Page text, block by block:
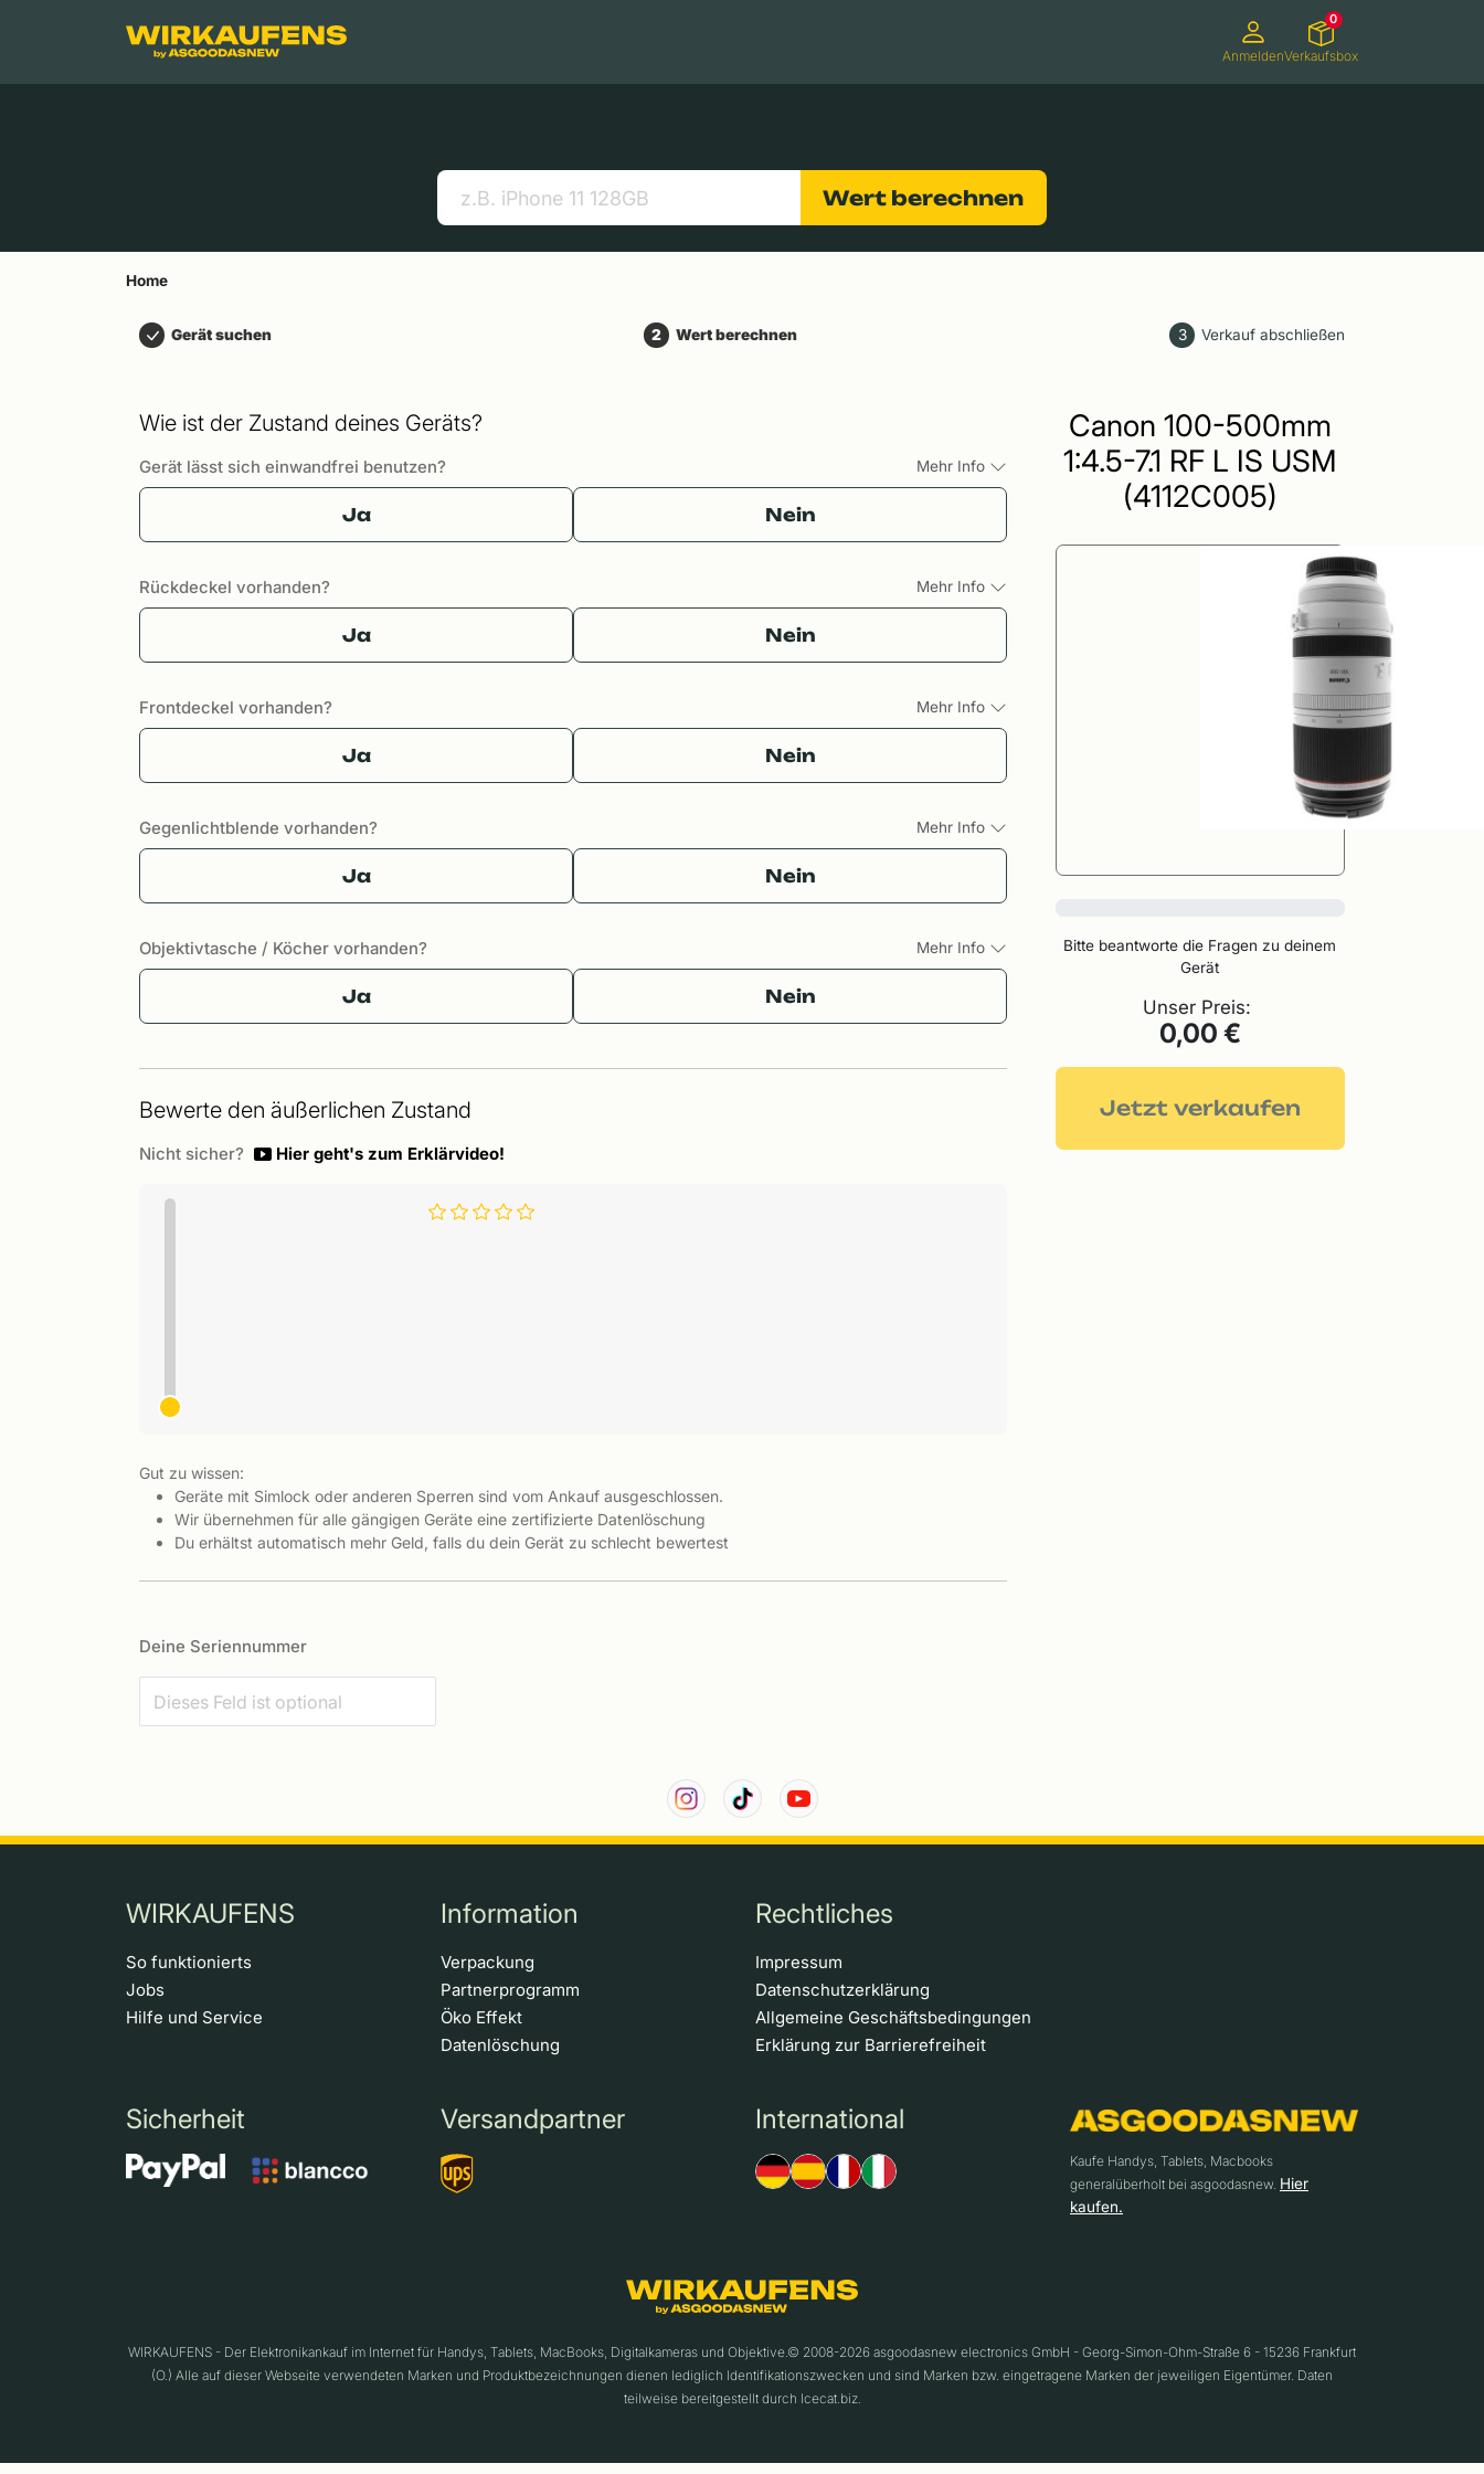
AnmeldenVerkaufsbox
0
Wert berechnen
Home
Gerät suchen 2 Wert berechnen 3 Verkauf abschließen
Wie ist der Zustand deines Geräts?
Gerät lässt sich einwandfrei benutzen? Mehr Info
Ja Nein
Rückdeckel vorhanden? Mehr Info
Ja Nein
Frontdeckel vorhanden? Mehr Info
Ja Nein
Gegenlichtblende vorhanden? Mehr Info
Ja Nein
Objektivtasche / Köcher vorhanden? Mehr Info
Ja Nein
Bewerte den äußerlichen Zustand
Nicht sicher? Hier geht's zum Erklärvideo!
Gut zu wissen:
Geräte mit Simlock oder anderen Sperren sind vom Ankauf ausgeschlossen.
Wir übernehmen für alle gängigen Geräte eine zertifizierte Datenlöschung
Du erhältst automatisch mehr Geld, falls du dein Gerät zu schlecht bewertest
Deine Seriennummer
Canon 100-500mm
1:4.5-7.1 RF L IS USM
(4112C005)
Bitte beantworte die Fragen zu deinem
Gerät
Unser Preis:
0,00 €
Jetzt verkaufen
WIRKAUFENS
So funktionierts
Jobs
Hilfe und Service
Information
Verpackung
Partnerprogramm
Öko Effekt
Datenlöschung
Rechtliches
Impressum
Datenschutzerklärung
Allgemeine Geschäftsbedingungen
Erklärung zur Barrierefreiheit
Sicherheit Versandpartner International
Kaufe Handys, Tablets, Macbooks
generalüberholt bei asgoodasnew. Hier
kaufen.
WIRKAUFENS - Der Elektronikankauf im Internet für Handys, Tablets, MacBooks, Digitalkameras und Objektive.© 2008-2026 asgoodasnew electronics GmbH - Georg-Simon-Ohm-Straße 6 - 15236 Frankfurt
(O.) Alle auf dieser Webseite verwendeten Marken und Produktbezeichnungen dienen lediglich Identifikationszwecken und sind Marken bzw. eingetragene Marken der jeweiligen Eigentümer. Daten
teilweise bereitgestellt durch Icecat.biz.